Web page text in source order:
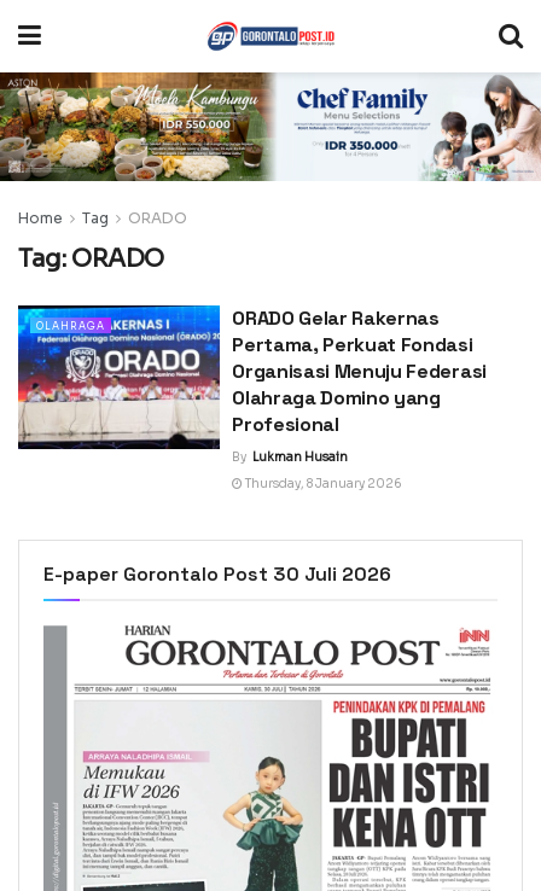
Home Tag ORADO
Tag: ORADO
OLAHRAGA
ORADO Gelar Rakernas
Pertama, Perkuat Fondasi
Organisasi Menuju Federasi
Olahraga Domino yang
Profesional
By Lukman Husain
Thursday, 8 January 2026
E-paper Gorontalo Post 30 Juli 2026